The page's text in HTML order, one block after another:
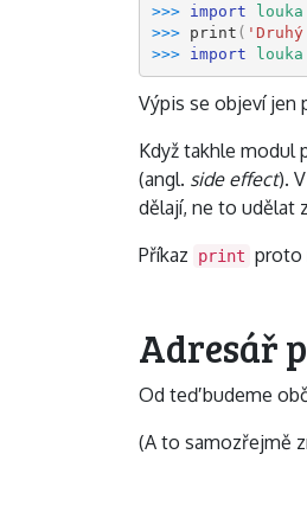
>>> import
louka
>>> print (
>>> import louka
Výpis se objeví jen
Když takhle modul
(angl. side effect).
dělají, ne to udělat
Příkaz
print proto
Adresář
Od teď budeme
(A to samozřejmě